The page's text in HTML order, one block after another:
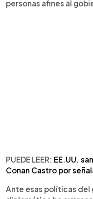
personas afines al
PUEDE LEER: EE.UU.
Conan Castro por
Ante esas políticas del